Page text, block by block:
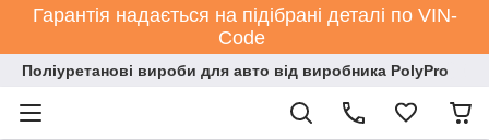
Гарантія надається на підібрані деталі по VIN-
Code
Поліуретанові вироби для авто від виробника PolyPro